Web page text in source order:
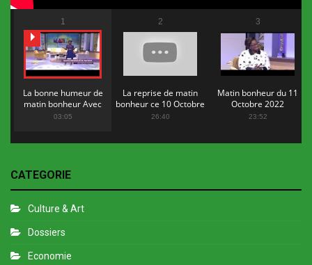
1
La bonne humeur de
matin bonheur Avec
Flopy Mendosa
03:05
2
La reprise de matin
bonheur ce 10 Octobre
2022
26:40
3
Matin bonheur du 11
Octobre 2022
23:52
CATEGORIE
Culture & Art
Dossiers
Economie